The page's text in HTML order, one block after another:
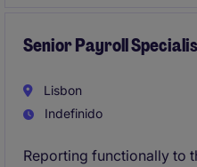
Senior Payroll
Lisbon
Indefinido
Reporting functionally to